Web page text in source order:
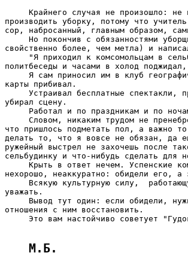
Крайнего случая не произошло: не
производить уборку, потому что
сор, набросанный, главным образом,
Но покончив с обязанностями
свойственно более, чем метла) и
"Я приходил к комсомольцам в
политбеседы и часами в холод
Я сам приносил им в клуб
карты прибивал.
Устраивал бесплатные спектакли,
убирал сцену.
Работал и по праздникам и по
Словом, никаким трудом не
что пришлось подметать пол, а важно
делать то, что я вовсе не обязан, да
ружейный выстрел не захочешь после
сельбудинку и что-нибудь сделать для
Крыть в ответ нечем. Успенские
нехорошо, неаккуратно: обидели его,
Всякую культурную силу,
уважать.
Вывод тут один: если обидели,
отношения с ним восстановить.
Это вам настойчиво советует
М.Б.